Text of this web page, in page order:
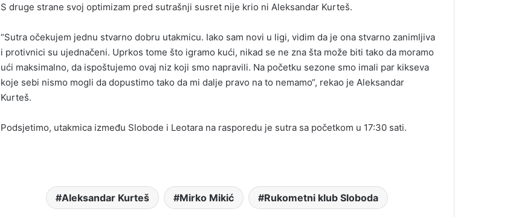
S druge strane svoj optimizam pred sutrašnji susret nije krio ni Aleksandar Kurteš.
“Sutra očekujem jednu stvarno dobru utakmicu. Iako sam novi u ligi, vidim da je ona stvarno zanimljiva
i protivnici su ujednačeni. Uprkos tome što igramo kući, nikad se ne zna šta može biti tako da moramo
ući maksimalno, da ispoštujemo ovaj niz koji smo napravili. Na početku sezone smo imali par kikseva
koje sebi nismo mogli da dopustimo tako da mi dalje pravo na to nemamo“, rekao je Aleksandar
Kurteš.
Podsjetimo, utakmica između Slobode i Leotara na rasporedu je sutra sa početkom u 17:30 sati.
Aleksandar Kurteš Mirko Mikić Rukometni klub Sloboda